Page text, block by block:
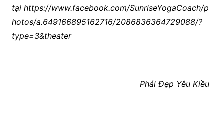
tại https://www.facebook.com/SunriseYogaCoach/p
hotos/a.649166895162716/2086836364729088/?
type=3&theater
Phái Đẹp Yêu Kiều